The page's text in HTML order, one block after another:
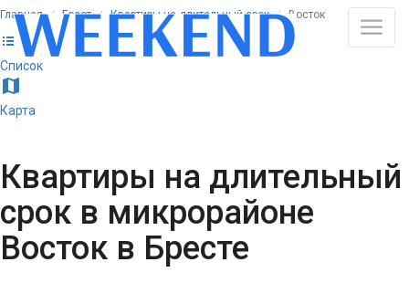
Главная Брест Квартиры на длительный срок Восток
list
Список
map
Карта
Квартиры на длительный
срок в микрорайоне
Восток в Бресте